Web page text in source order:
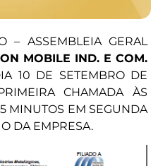
– ASSEMBLEIA GERAL
MOBILE IND. E COM.
10 DE SETEMBRO DE
CHAMADA ÀS
MINUTOS EM SEGUNDA
DA EMPRESA.